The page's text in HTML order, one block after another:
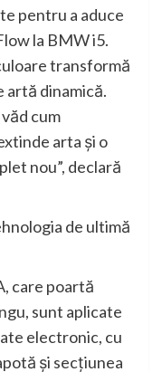
pentru a aduce
la BMW i5.
transformă
artă dinamică.
cum
arta şi o
nou”, declară
de ultimă
care poartă
sunt aplicate
electronic, cu
şi secţiunea